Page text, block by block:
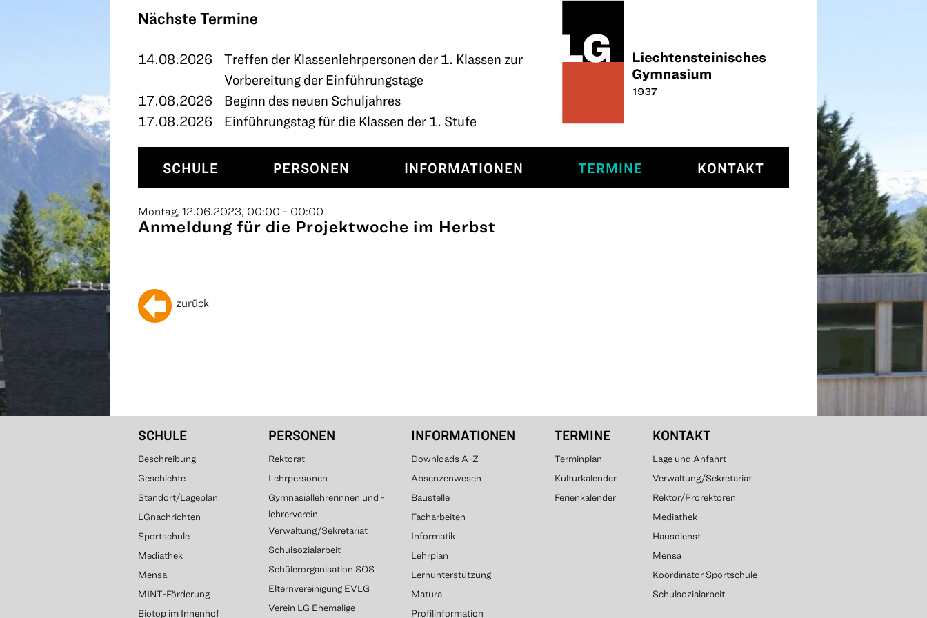
Nächste Termine
14.08.2026
Treffen der Klassenlehrpersonen der 1. Klassen zur
Vorbereitung der Einführungstage
17.08.2026
Beginn des neuen Schuljahres
17.08.2026
Einführungstag für die Klassen der 1. Stufe
SCHULE PERSONEN INFORMATIONEN TERMINE KONTAKT
Montag, 12.06.2023, 00:00 - 00:00
Anmeldung für die Projektwoche im Herbst
zurück
SCHULE
Beschreibung
Geschichte
Standort/Lageplan
LGnachrichten
Sportschule
Mediathek
Mensa
MINT-Förderung
Biotop im Innenhof
PERSONEN
Rektorat
Lehrpersonen
Gymnasiallehrerinnen und -
lehrerverein
Verwaltung/Sekretariat
Schulsozialarbeit
Schülerorganisation SOS
Elternvereinigung EVLG
Verein LG Ehemalige
INFORMATIONEN
Downloads A-Z
Absenzenwesen
Baustelle
Facharbeiten
Informatik
Lehrplan
Lernunterstützung
Matura
Profilinformation
TERMINE
Terminplan
Kulturkalender
Ferienkalender
KONTAKT
Lage und Anfahrt
Verwaltung/Sekretariat
Rektor/Prorektoren
Mediathek
Hausdienst
Mensa
Koordinator Sportschule
Schulsozialarbeit